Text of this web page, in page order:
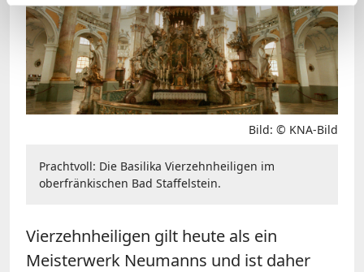
Bild: © KNA-Bild
Prachtvoll: Die Basilika Vierzehnheiligen im
oberfränkischen Bad Staffelstein.
Vierzehnheiligen gilt heute als ein
Meisterwerk Neumanns und ist daher